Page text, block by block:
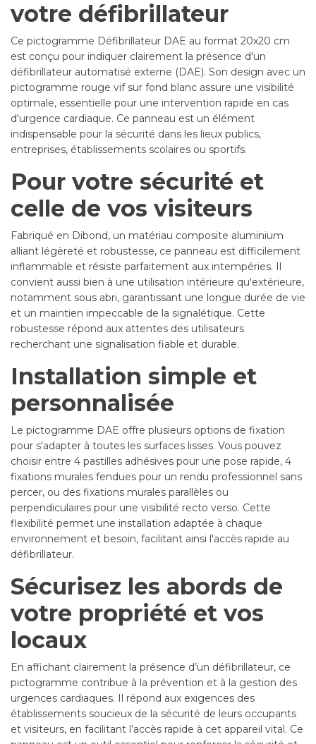
votre défibrillateur
Ce pictogramme Défibrillateur DAE au format 20x20 cm
est conçu pour indiquer clairement la présence d'un
défibrillateur automatisé externe (DAE). Son design avec un
pictogramme rouge vif sur fond blanc assure une visibilité
optimale, essentielle pour une intervention rapide en cas
d'urgence cardiaque. Ce panneau est un élément
indispensable pour la sécurité dans les lieux publics,
entreprises, établissements scolaires ou sportifs.
Pour votre sécurité et
celle de vos visiteurs
Fabriqué en Dibond, un matériau composite aluminium
alliant légèreté et robustesse, ce panneau est difficilement
inflammable et résiste parfaitement aux intempéries. Il
convient aussi bien à une utilisation intérieure qu'extérieure,
notamment sous abri, garantissant une longue durée de vie
et un maintien impeccable de la signalétique. Cette
robustesse répond aux attentes des utilisateurs
recherchant une signalisation fiable et durable.
Installation simple et
personnalisée
Le pictogramme DAE offre plusieurs options de fixation
pour s'adapter à toutes les surfaces lisses. Vous pouvez
choisir entre 4 pastilles adhésives pour une pose rapide, 4
fixations murales fendues pour un rendu professionnel sans
percer, ou des fixations murales parallèles ou
perpendiculaires pour une visibilité recto verso. Cette
flexibilité permet une installation adaptée à chaque
environnement et besoin, facilitant ainsi l'accès rapide au
défibrillateur.
Sécurisez les abords de
votre propriété et vos
locaux
En affichant clairement la présence d’un défibrillateur, ce
pictogramme contribue à la prévention et à la gestion des
urgences cardiaques. Il répond aux exigences des
établissements soucieux de la sécurité de leurs occupants
et visiteurs, en facilitant l’accès rapide à cet appareil vital. Ce